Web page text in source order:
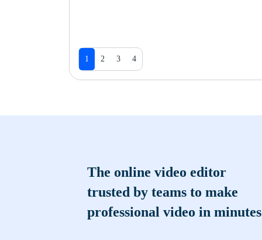
1 2 3 4
The online video editor
trusted by teams to make
professional video in minutes